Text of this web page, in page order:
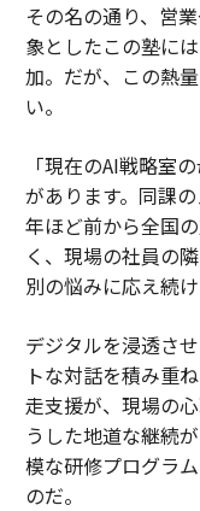
その名の通り、営
象としたこの塾に
加。だが、この熱
い。
「現在のAI戦略室
があります。同課
年ほど前から全国
く、現場の社員の
別の悩みに応え続け
デジタルを浸透さ
トな対話を積み重
走支援が、現場の
うした地道な継続
模な研修プログラ
のだ。